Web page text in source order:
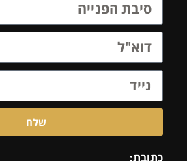
שלח
כתובת: